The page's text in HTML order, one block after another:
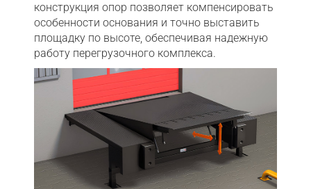
конструкция опор позволяет компенсировать
особенности основания и точно выставить
площадку по высоте, обеспечивая надежную
работу перегрузочного комплекса.